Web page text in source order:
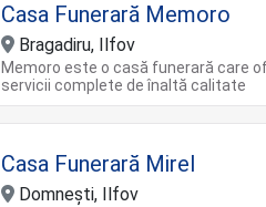
Casa Funerară Memoro
Bragadiru, Ilfov
Memoro este o casă funerară care
servicii complete de înaltă calitate
Casa Funerară Mirel
Domnești, Ilfov